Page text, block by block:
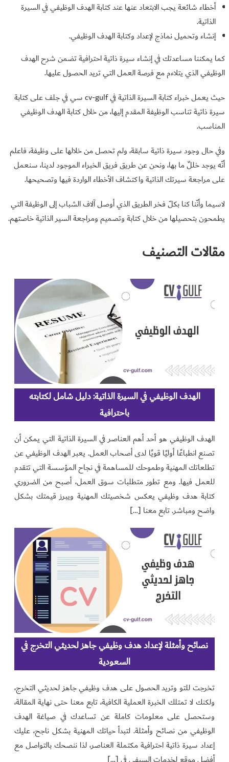
أخطاء شائعة يجب الابتعاد عنها عند كتابة الهدف الوظيفي في السيرة
الذاتية.
إنشاء وتحميل نماذج لإعداد وكتابة الهدف الوظيفي.
كما يمكننا مساعدتك في إنشاء سيرة ذاتية احترافية تضمن شرح الهدف
الوظيفي الذي يتلاءم مع فرصة العمل التي تريد الحصول عليها.
حيث يعمل خبراء كتابة السيرة الذاتية في cv-gulf سي في جلف على كتابة
سيرة ذاتية تناسب الوظيفة المقدم إليها، من خلال كتابة الهدف الوظيفي
المناسب.
وفي حال وجود سيرة ذاتية سابقة، ولم تحصل من خلالها على وظيفة، فاعلم
أنّه يوجد خللٌ ما بها، ونحن عن طريق فريق الخبراء الموجود لدينا، سنعمل
على مراجعة سيرتك الذاتية واكتشاف الأخطاء الواردة فيها وتصحيحها.
لاسيما وأنّنا كنا بكلّ فخر الطريق الذي أوصل آلاف الشباب إلى الوظيفة التي
يطمحون بتحصيلها من خلال كتابة وتصميم ومراجعة السير الذاتية خاصتهم.
مقالات التصنيف
الهدف الوظيفي في السيرة الذاتية: دليل شامل لكتابته
باحترافية
الهدف الوظيفي هو أحد أهم العناصر في السيرة الذاتية التي يمكن أن
تصنع انطباعًا أوليًا قويًا لدى أصحاب العمل. يعبر الهدف الوظيفي عن
تطلعاتك المهنية وطموحك للمساهمة في نجاح المؤسسة التي تتقدم
للعمل فيها. ومع تطور متطلبات سوق العمل، أصبح من الضروري
كتابة هدف وظيفي يعكس شخصيتك المهنية ويبرز قيمتك بشكل
واضح ومباشر. تابع معنا […]
نصائح وأمثلة لإعداد هدف وظيفي جاهز لحديثي التخرج في
السعودية
تخرجت للتو وتريد الحصول على هدف وظيفي جاهز لحديثي التخرج،
ولكنك لا تمتلك الخبرة العملية الكافية، تابع معنا حتى نهاية المقالة،
وستحصل على معلومات كاملة عن تساعدك في صياغة الهدف
الوظيفي من نصائح وأمثلة. لتبدأ حياتك المهنية بشكل ناجح، عليك
إعداد سيرة ذاتية احترافية مكتملة العناصر، لذا ننصحك بالتواصل مع